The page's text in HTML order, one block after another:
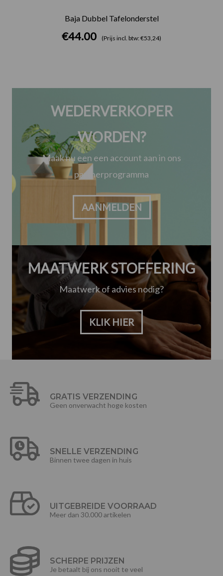
Baja Dubbel Tafelonderstel
€44.00 (Prijs incl. btw: €53,24)
WEDERVERKOPER
WORDEN?
Maak nu een een account aan in ons
partnerprogramma
AANMELDEN
MAATWERK STOFFERING
Maatwerk of advies nodig?
KLIK HIER
GRATIS VERZENDING
Geen onverwacht hoge kosten
SNELLE VERZENDING
Binnen twee dagen in huis
UITGEBREIDE VOORRAAD
Meer dan 30.000 artikelen
SCHERPE PRIJZEN
Je betaalt bij ons nooit te veel